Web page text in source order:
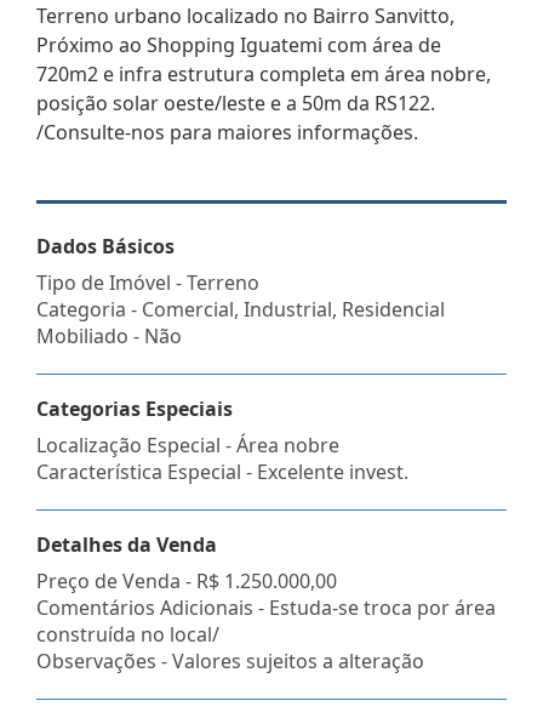
Terreno urbano localizado no Bairro Sanvitto,
Próximo ao Shopping Iguatemi com área de
720m2 e infra estrutura completa em área nobre,
posição solar oeste/leste e a 50m da RS122.
/Consulte-nos para maiores informações.
Dados Básicos
Tipo de Imóvel - Terreno
Categoria - Comercial, Industrial, Residencial
Mobiliado - Não
Categorias Especiais
Localização Especial - Área nobre
Característica Especial - Excelente invest.
Detalhes da Venda
Preço de Venda - R$ 1.250.000,00
Comentários Adicionais - Estuda-se troca por área
construída no local/
Observações - Valores sujeitos a alteração